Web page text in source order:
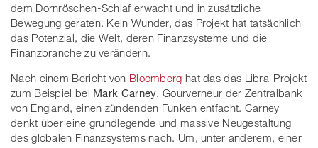
dem Dornröschen-Schlaf erwacht und in zusätzliche
Bewegung geraten. Kein Wunder, das Projekt hat tatsächlich
das Potenzial, die Welt, deren Finanzsysteme und die
Finanzbranche zu verändern.
Nach einem Bericht von Bloomberg hat das das Libra-Projekt
zum Beispiel bei Mark Carney, Gourverneur der Zentralbank
von England, einen zündenden Funken entfacht. Carney
denkt über eine grundlegende und massive Neugestaltung
des globalen Finanzsystems nach. Um, unter anderem, einer